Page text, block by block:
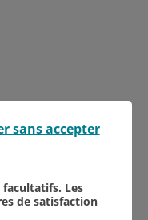
Les
de satisfaction
sans accepter